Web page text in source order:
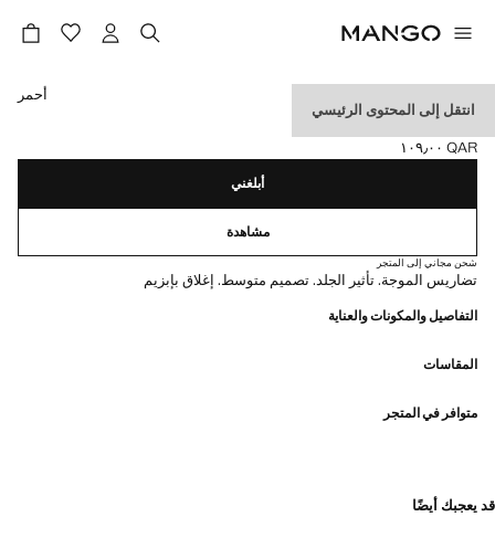
انتقل إلى المحتوى الرئيسي
حزام بمشبك بيضاوي
السعر الحالي [QAR ١٠٩٫٠٠ ]
QAR ١٠٩٫٠٠
حدد اللون
أحمر
أبلغني
مشاهدة
شحن مجاني إلى المتجر
تضاريس الموجة. تأثير الجلد. تصميم متوسط. إغلاق بإبزيم
التفاصيل والمكونات والعناية
المقاسات
متوافر في المتجر
قد يعجبك أيضًا